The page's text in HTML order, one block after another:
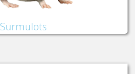
Surmulots